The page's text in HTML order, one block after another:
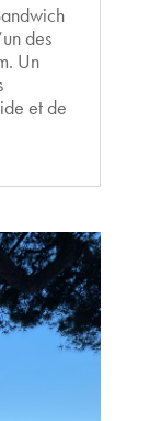
des
Un
et de